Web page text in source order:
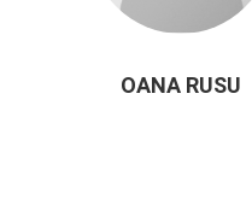
OANA RUSU